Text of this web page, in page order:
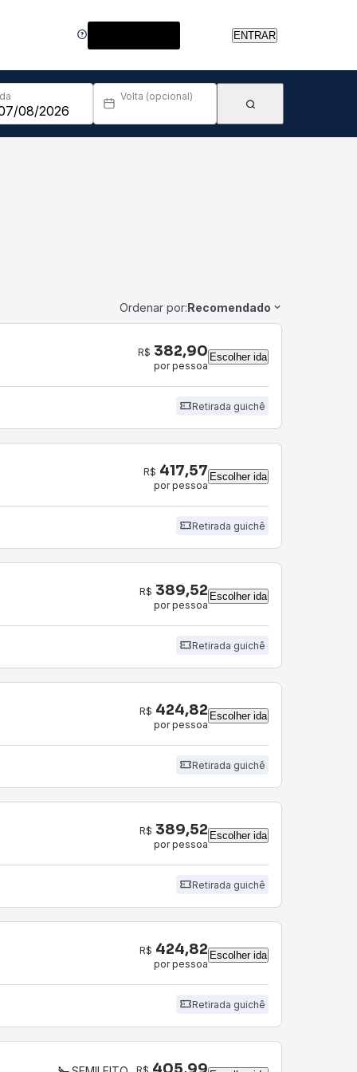
ENTRAR
Volta (opcional)
Ordenar por:Recomendado
R$ 382,90
por pessoa
Escolher ida
Retirada guichê
R$ 417,57
por pessoa
Escolher ida
Retirada guichê
R$ 389,52
por pessoa
Escolher ida
Retirada guichê
R$ 424,82
por pessoa
Escolher ida
Retirada guichê
R$ 389,52
por pessoa
Escolher ida
Retirada guichê
R$ 424,82
por pessoa
Escolher ida
Retirada guichê
R$ 405,99